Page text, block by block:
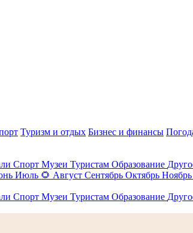
Туризм и отдых Бизнес и финансы
Спорт Музеи Туристам Образование
Июль 🌻 Август Сентябрь Октябрь Ноябрь
Спорт Музеи Туристам Образование